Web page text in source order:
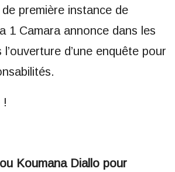
première instance de
1 Camara annonce dans les
d’une enquête pour
!
Koumana Diallo pour